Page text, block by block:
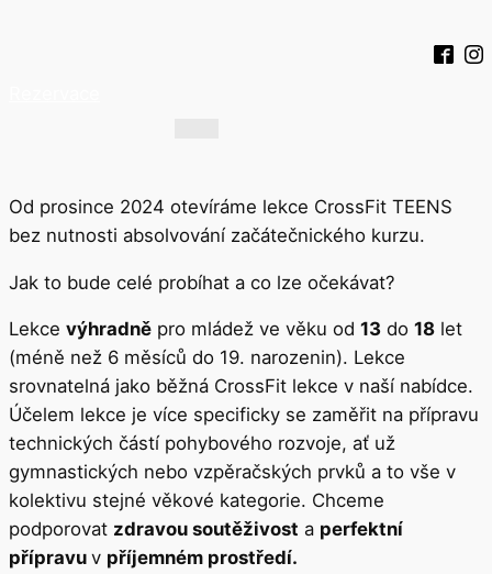
Od prosince 2024 otevíráme lekce CrossFit TEENS
bez nutnosti absolvování začátečnického kurzu.
Jak to bude celé probíhat a co lze očekávat?
Lekce výhradně pro mládež ve věku od 13 do 18 let
(méně než 6 měsíců do 19. narozenin). Lekce
srovnatelná jako běžná CrossFit lekce v naší nabídce.
Účelem lekce je více specificky se zaměřit na přípravu
technických částí pohybového rozvoje, ať už
gymnastických nebo vzpěračských prvků a to vše v
kolektivu stejné věkové kategorie. Chceme
podporovat zdravou soutěživost a perfektní
přípravu v příjemném prostředí.